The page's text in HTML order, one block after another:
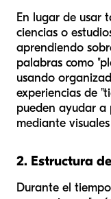
En lugar de usar
ciencias o
aprendiendo
palabras como
usando
experiencias de
pueden ayudar a
mediante
2. Estructura
Durante el